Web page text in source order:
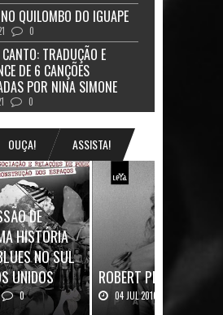
QUILOMBO DO IGUAPE
0
TRADUÇÃO E
DE 6 CANÇÕES
POR NINA SIMONE
0
OUÇA! ASSISTA!
DE
HISTÓRIA
NO SUL
UNIDOS
0
oportunidade de
ROBERT PLANT: UMA
04 JUL 2016
Robert Plant, o vocalista do